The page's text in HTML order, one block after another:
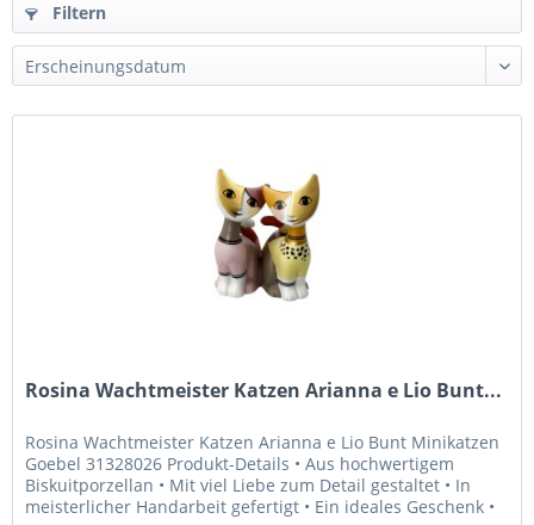
Filtern
Rosina Wachtmeister Katzen Arianna e Lio Bunt...
Rosina Wachtmeister Katzen Arianna e Lio Bunt Minikatzen
Goebel 31328026 Produkt-Details • Aus hochwertigem
Biskuitporzellan • Mit viel Liebe zum Detail gestaltet • In
meisterlicher Handarbeit gefertigt • Ein ideales Geschenk •